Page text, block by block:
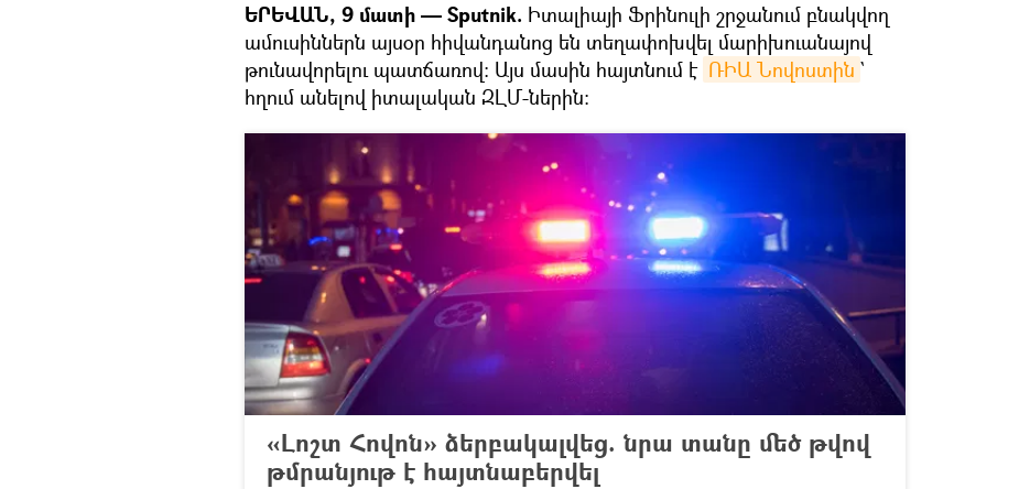
ԵՐԵՎԱՆ, 9 մատի — Sputnik. Իտալիայի Ֆրինուլի շրջանում բնակվող
ամուսիններն այսօր հիվանդանոց են տեղափոխվել մարիխուանայով
թունավորելու պատճառով։ Այս մասին հայտնում է ՌԻԱ Նովոստին `
հղում անելով իտալական ԶԼՄ-ներին։
«Լոշտ Հովոն» ձերբակալվեց. նրա տանը մեծ թվով
թմրանյութ է հայտնաբերվել